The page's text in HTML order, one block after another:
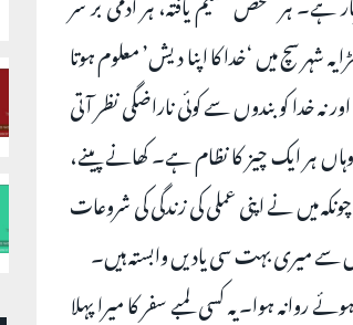
شہر سچ میں ‘خدا کا اپنا دیش’ معلوم ہوتا
خدا کو بندوں سے کوئی ناراضگی نظر آتی
ہر ایک چیز کا نظام ہے۔ کھانے پینے،
میں نے اپنی عملی کی زندگی کی شروعات
سے میری بہت سی یادیں وابستہ ہیں۔
روانہ ہوا۔ یہ کسی لمبے سفر کا میرا پہلا